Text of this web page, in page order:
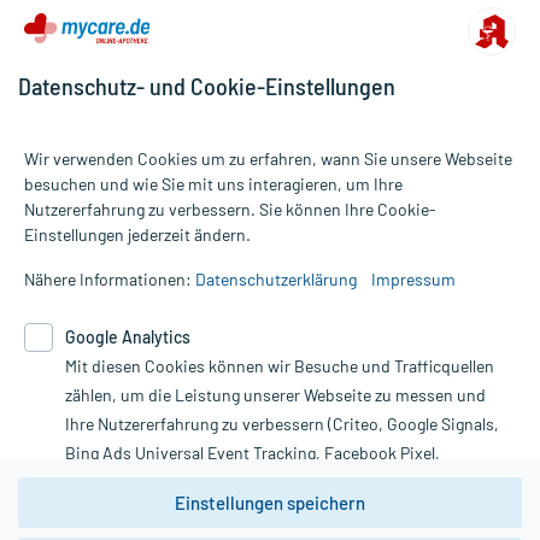
Alle Preise gelten inkl. MwSt., ggf. zzgl. Versandkosten
Informationen auf dieser Website werden ausschließlich für
die Untersuchung und Behandlung durch einen Arzt. Bitte
Therapien eingeleitet werden können. | Diese Webseite benutzt
Google Analytics. Lesen Sie bitte dazu die wichtigen Hinweise in
unserer Datenschutzerklärung. Für den Widerruf einer Bestellung
nutzen Sie das Formular:
Vertrag widerrufen
Datenschutz- und Cookie-Einstellungen
Wir verwenden Cookies um zu erfahren, wann Sie unsere Webseite
besuchen und wie Sie mit uns interagieren, um Ihre
Nutzererfahrung zu verbessern. Sie können Ihre Cookie-
Einstellungen jederzeit ändern.
Nähere Informationen: Datenschutzerklärung Impressum
Google Analytics
Mit diesen Cookies können wir Besuche und Trafficquellen
zählen, um die Leistung unserer Webseite zu messen und
Ihre Nutzererfahrung zu verbessern (Criteo, Google Signals,
Bing Ads Universal Event Tracking, Facebook Pixel,
Youtube-Social Plugin).
Wir weisen darauf hin, dass die
Einstellungen speichern